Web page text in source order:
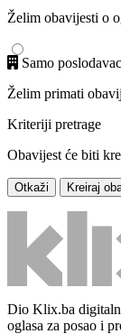
Želim obavijesti o
Samo poslodavac
Želim primati
Kriteriji pretrage
Obavijest će biti
Otkaži Kreiraj
Dio Klix.ba
oglasa za posao i